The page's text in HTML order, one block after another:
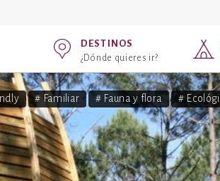
DESTINOS
¿Dónde quieres ir?
# Familiar # Fauna y flora #